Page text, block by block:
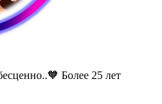
Более 25 лет